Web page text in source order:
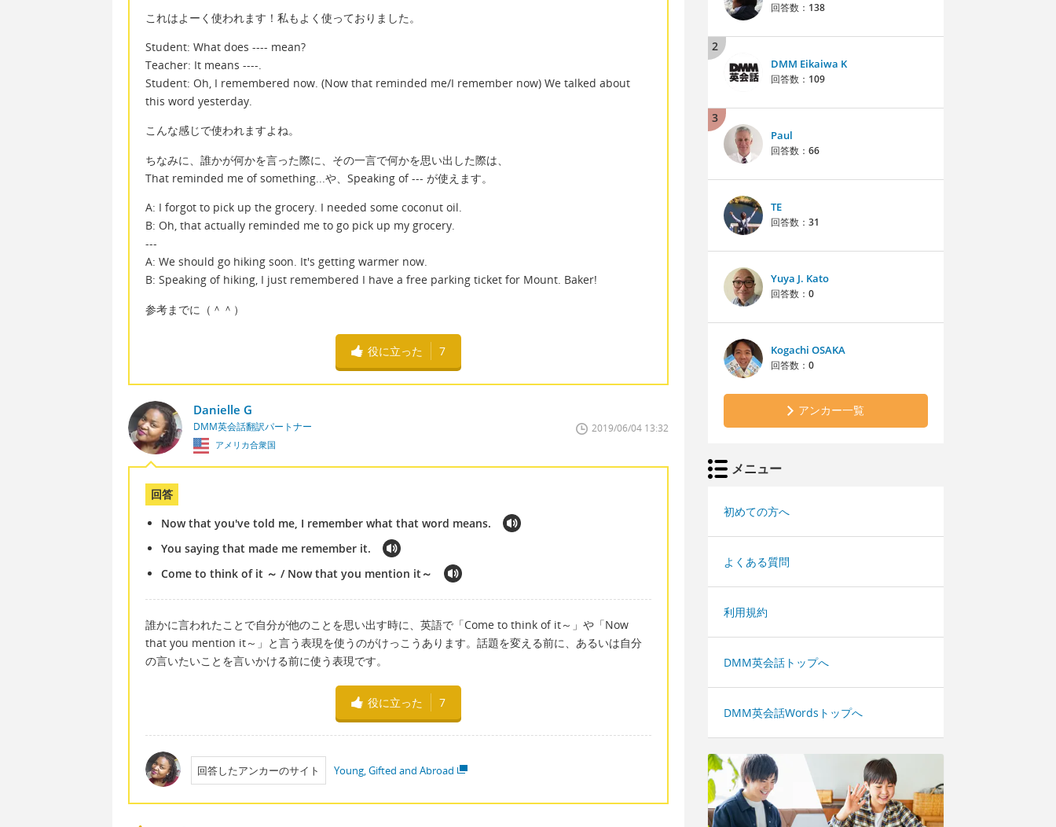
これはよーく使われます！私もよく使っておりました。
Student: What does ---- mean?
Teacher: It means ----.
Student: Oh, I remembered now. (Now that reminded me/I remember now) We talked about
this word yesterday.
こんな感じで使われますよね。
ちなみに、誰かが何かを言った際に、その一言で何かを思い出した際は、
That reminded me of something...や、Speaking of --- が使えます。
A: I forgot to pick up the grocery. I needed some coconut oil.
B: Oh, that actually reminded me to go pick up my grocery.
---
A: We should go hiking soon. It's getting warmer now.
B: Speaking of hiking, I just remembered I have a free parking ticket for Mount. Baker!
参考までに（＾＾）
役に立った 7
Danielle G
DMM英会話翻訳パートナー
アメリカ合衆国
2019/06/04 13:32
回答
Now that you've told me, I remember what that word means.
You saying that made me remember it.
Come to think of it ～ / Now that you mention it～
誰かに言われたことで自分が他のことを思い出す時に、英語で「Come to think of it～」や「Now
that you mention it～」と言う表現を使うのがけっこうあります。話題を変える前に、あるいは自分
の言いたいことを言いかける前に使う表現です。
役に立った 7
回答したアンカーのサイト Young, Gifted and Abroad
回答数： 138
2
DMM Eikaiwa K
回答数： 109
3
Paul
回答数： 66
TE
回答数： 31
Yuya J. Kato
回答数： 0
Kogachi OSAKA
回答数： 0
アンカー一覧
メニュー
初めての方へ
よくある質問
利用規約
DMM英会話トップへ
DMM英会話Wordsトップへ